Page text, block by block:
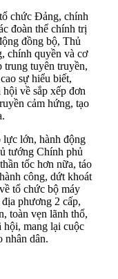
chức Đảng, chính
đoàn thể chính trị
đồng bộ, Thủ
chính quyền và cơ
trung tuyên truyền,
sự hiểu biết,
về sắp xếp đơn
cảm hứng, tạo
lực lớn, hành động
tướng Chính phủ
tốc hơn nữa, táo
công, dứt khoát
tổ chức bộ máy
phương 2 cấp,
toàn vẹn lãnh thổ,
hội, mang lại cuộc
nhân dân.